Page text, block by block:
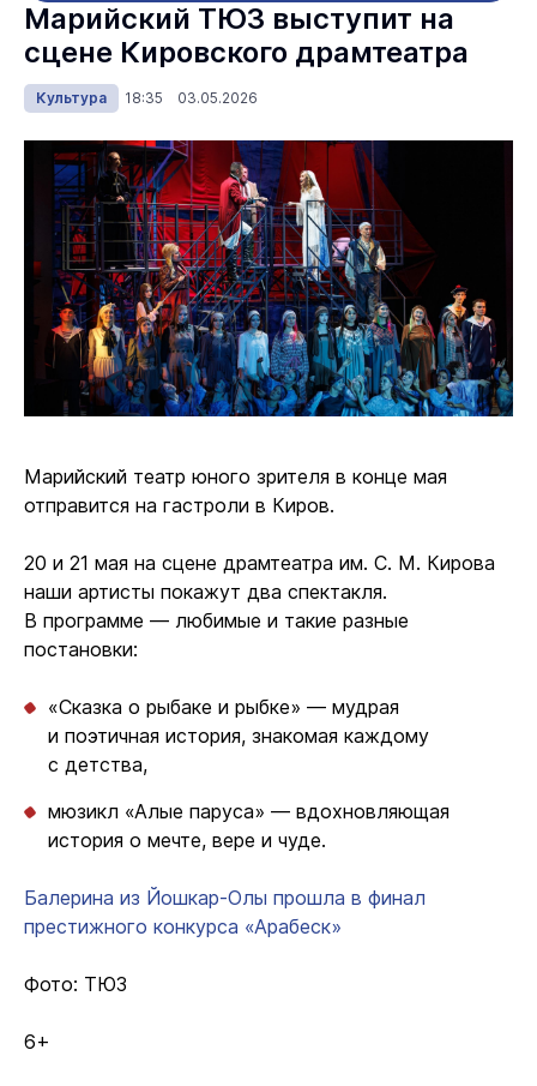
Марийский ТЮЗ выступит на
сцене Кировского драмтеатра
Культура 18:35 03.05.2026
Марийский театр юного зрителя в конце мая
отправится на гастроли в Киров.
20 и 21 мая на сцене драмтеатра им. С. М. Кирова
наши артисты покажут два спектакля.
В программе — любимые и такие разные
постановки:
«Сказка о рыбаке и рыбке» — мудрая
и поэтичная история, знакомая каждому
с детства,
мюзикл «Алые паруса» — вдохновляющая
история о мечте, вере и чуде.
Балерина из Йошкар-Олы прошла в финал
престижного конкурса «Арабеск»
Фото: ТЮЗ
6+